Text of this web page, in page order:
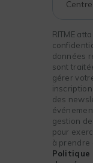
RITME
données
sont
gérer
des
gestion
pour
à prendre
Politique